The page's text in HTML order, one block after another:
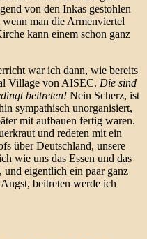
von den Inkas gestohlen
man die Armenviertel
kann einem schon ganz
war ich dann, wie bereits
Village von AISEC. Die sind
beitreten! Nein Scherz, ist
sympathisch unorganisiert,
mit aufbauen fertig waren.
und redeten mit ein
über Deutschland, unsere
wie uns das Essen und das
eigentlich ein paar ganz
beitreten werde ich